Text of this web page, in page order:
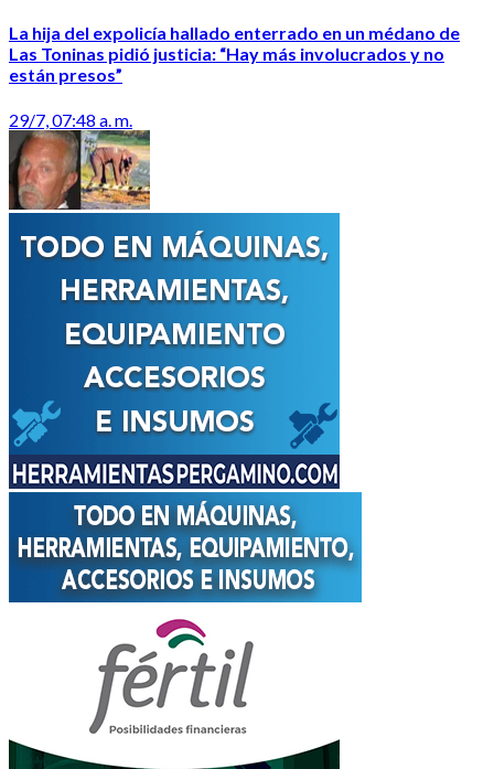
La hija del expolicía hallado enterrado en un médano de
Las Toninas pidió justicia: “Hay más involucrados y no
están presos”
29/7, 07:48 a. m.